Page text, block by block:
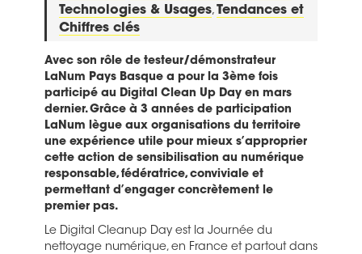
Technologies & Usages,Tendances et
Chiffres clés
Avec son rôle de testeur/démonstrateur
LaNum Pays Basque a pour la 3ème fois
participé au Digital Clean Up Day en mars
dernier. Grâce à 3 années de participation
LaNum lègue aux organisations du territoire
une expérience utile pour mieux s’approprier
cette action de sensibilisation au numérique
responsable, fédératrice, conviviale et
permettant d’engager concrètement le
premier pas.
Le Digital Cleanup Day est la Journée du
nettoyage numérique, en France et partout dans